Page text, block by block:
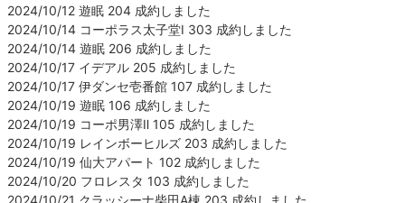
2024/10/12 遊眠 204 成約しました
2024/10/14 コーポラス太子堂Ⅰ 303 成約しました
2024/10/14 遊眠 206 成約しました
2024/10/17 イデアル 205 成約しました
2024/10/17 伊ダンセ壱番館 107 成約しました
2024/10/19 遊眠 106 成約しました
2024/10/19 コーポ男澤Ⅱ 105 成約しました
2024/10/19 レインボーヒルズ 203 成約しました
2024/10/19 仙大アパート 102 成約しました
2024/10/20 フロレスタ 103 成約しました
2024/10/21 クラッシーナ柴田A棟 203 成約しました